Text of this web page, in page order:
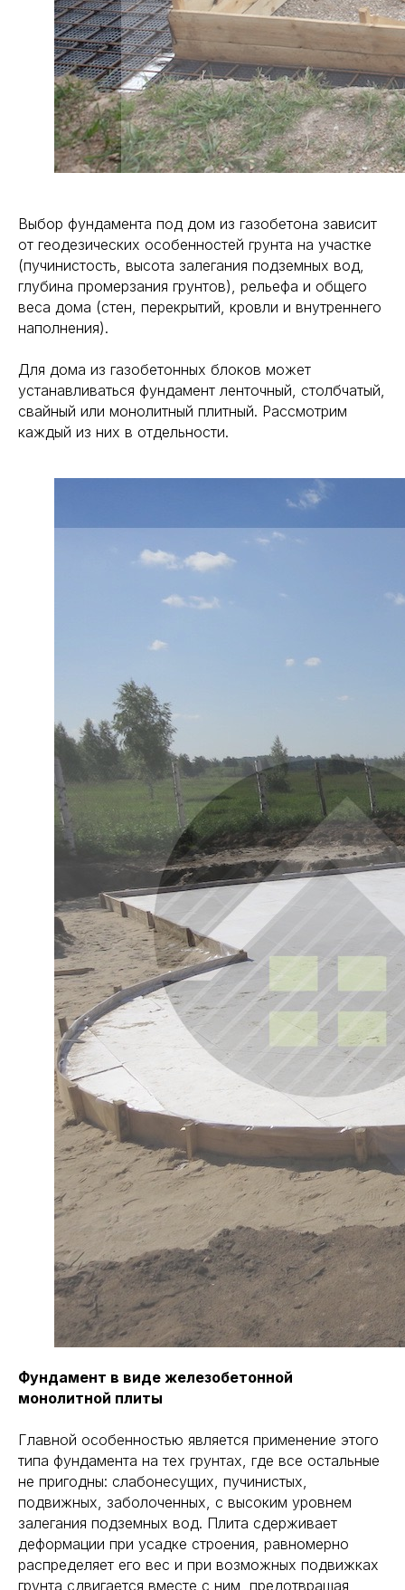
Выбор фундамента под дом из газобетона зависит
от геодезических особенностей грунта на участке
(пучинистость, высота залегания подземных вод,
глубина промерзания грунтов), рельефа и общего
веса дома (стен, перекрытий, кровли и внутреннего
наполнения).
Для дома из газобетонных блоков может
устанавливаться фундамент ленточный, столбчатый,
свайный или монолитный плитный. Рассмотрим
каждый из них в отдельности.
Фундамент в виде железобетонной
монолитной плиты
Главной особенностью является применение этого
типа фундамента на тех грунтах, где все остальные
не пригодны: слабонесущих, пучинистых,
подвижных, заболоченных, с высоким уровнем
залегания подземных вод. Плита сдерживает
деформации при усадке строения, равномерно
распределяет его вес и при возможных подвижках
грунта сдвигается вместе с ним, предотвращая